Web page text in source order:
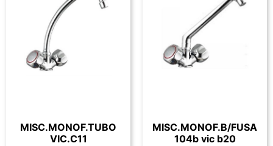
MISC.MONOF.TUBO
VIC.C11
MISC.MONOF.B/FUSA
104b vic b20